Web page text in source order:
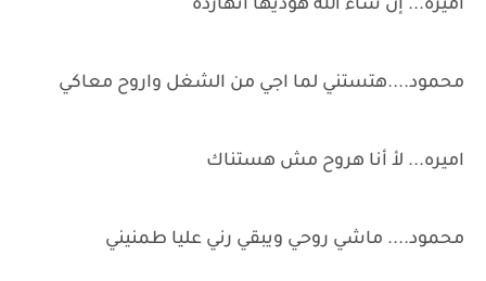
اميره... إن شاء الله هوديها انهارده
محمود....هتستني لما اجي من الشغل واروح معاكي
اميره... لأ أنا هروح مش هستناك
محمود.... ماشي روحي ويبقي رني عليا طمنيني